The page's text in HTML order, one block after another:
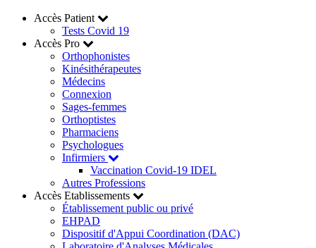
Accès Patient
Tests Covid 19
Accès Pro
Orthophonistes
Kinésithérapeutes
Médecins
Connexion
Sages-femmes
Orthoptistes
Pharmaciens
Psychologues
Infirmiers
Vaccination Covid-19 IDEL
Autres Professions
Accès Etablissements
Établissement public ou privé
EHPAD
Dispositif d'Appui Coordination (DAC)